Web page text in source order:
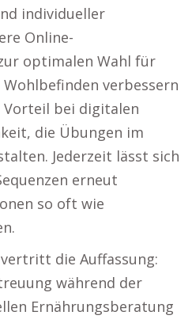
individueller
Online-
optimalen Wahl für
verbessern
Vorteil bei digitalen
die Übungen im
Jederzeit lässt sich
erneut
so oft wie
die Auffassung:
während der
Ernährungsberatung